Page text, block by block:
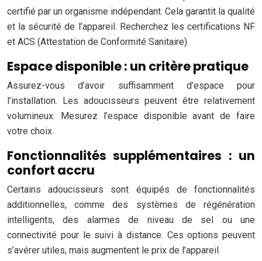
certifié par un organisme indépendant. Cela garantit la qualité
et la sécurité de l’appareil. Recherchez les certifications NF
et ACS (Attestation de Conformité Sanitaire).
Espace disponible : un critère pratique
Assurez-vous d’avoir suffisamment d’espace pour
l’installation. Les adoucisseurs peuvent être relativement
volumineux. Mesurez l’espace disponible avant de faire
votre choix.
Fonctionnalités supplémentaires : un
confort accru
Certains adoucisseurs sont équipés de fonctionnalités
additionnelles, comme des systèmes de régénération
intelligents, des alarmes de niveau de sel ou une
connectivité pour le suivi à distance. Ces options peuvent
s’avérer utiles, mais augmentent le prix de l’appareil.